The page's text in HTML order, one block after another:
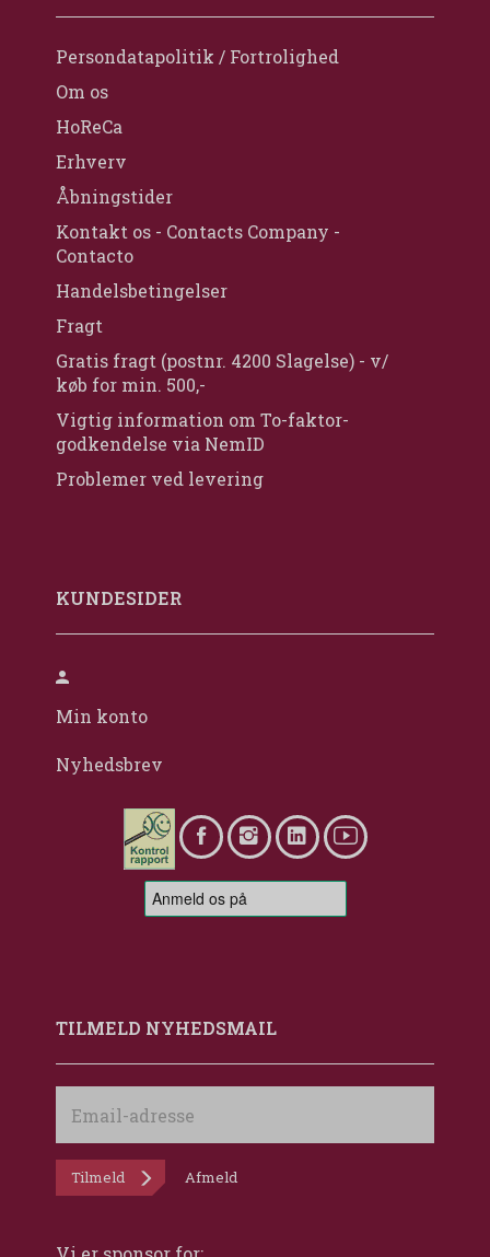
Persondatapolitik / Fortrolighed
Om os
HoReCa
Erhverv
Åbningstider
Kontakt os - Contacts Company -
Contacto
Handelsbetingelser
Fragt
Gratis fragt (postnr. 4200 Slagelse) - v/
køb for min. 500,-
Vigtig information om To-faktor-
godkendelse via NemID
Problemer ved levering
KUNDESIDER
Min konto
Nyhedsbrev
TILMELD NYHEDSMAIL
adresse
Tilmeld Afmeld